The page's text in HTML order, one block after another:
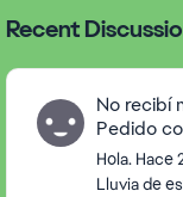
Recent
No recibí
Pedido
Hola. Hace
Lluvia de